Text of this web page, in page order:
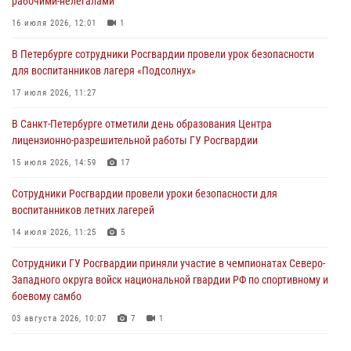
Росгвардейцы приняли участие в Большом семейном фестивале
03 августа 2026, 13:26
В Ленинградской области сотрудники Росгвардии обнаружили
пропавшего мальчика с нарушением слуха и помогли ему вернуться
домой
В Санкт-Петербурге при содействии СОБР Росгвардии задержаны
подозреваемые в мошеннических действиях
Сотрудники ГУ Росгвардии приняли участие в чемпионатах Северо-
Западного округа войск национальной гвардии РФ по спортивному и
03 августа 2026, 10:07 7 1
16 июля 2026, 12:01 1
В Петербурге сотрудники Росгвардии провели урок безопасности
для воспитанников лагеря «Подсолнух»
17 июля 2026, 11:27
В Санкт-Петербурге отметили день образования Центра
лицензионно-разрешительной работы ГУ Росгвардии
15 июля 2026, 14:59 17
Сотрудники Росгвардии провели уроки безопасности для
воспитанников летних лагерей
14 июля 2026, 11:25 5
Сотрудники ГУ Росгвардии приняли участие в чемпионатах Северо-
Западного округа войск национальной гвардии РФ по спортивному и
боевому самбо
03 августа 2026, 10:07 7 1